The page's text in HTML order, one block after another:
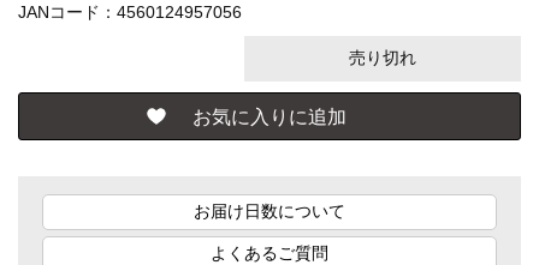
JANコード：4560124957056
売り切れ
お届け日数について
よくあるご質問